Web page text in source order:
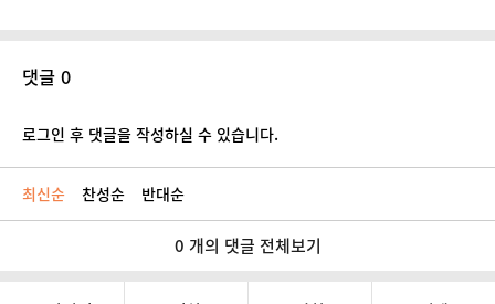
댓글 0
로그인 후 댓글을 작성하실 수 있습니다.
최신순 찬성순 반대순
0 개의 댓글 전체보기